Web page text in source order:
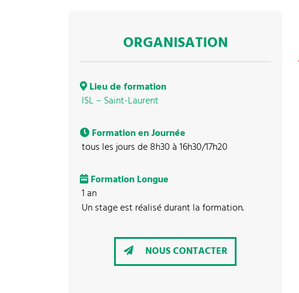
ORGANISATION
Lieu de formation
ISL – Saint-Laurent
Formation en Journée
tous les jours de 8h30 à 16h30/17h20
Formation Longue
1 an
Un stage est réalisé durant la formation.
NOUS CONTACTER